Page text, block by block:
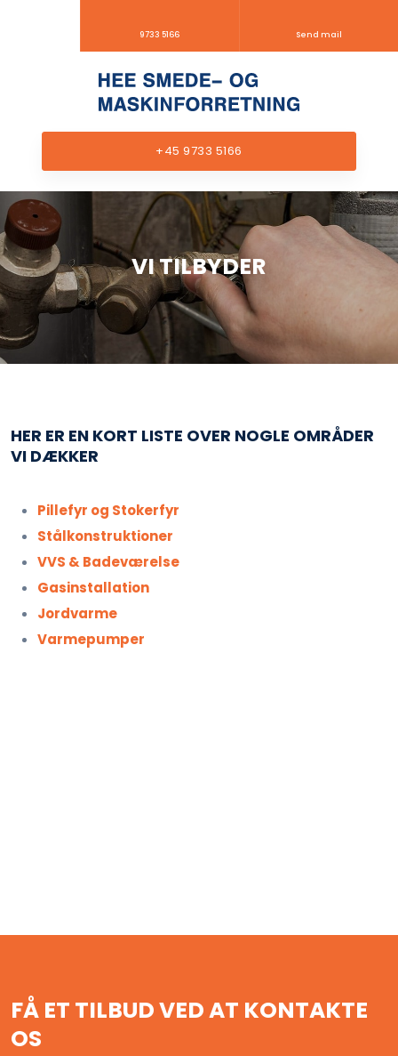
9733 5166 Send mail
+45 9733 5166
VI TILBYDER​
​HER ER EN KORT LISTE OVER NOGLE OMRÅDER
VI DÆKKER
​​​​Pillefyr og Stokerfyr​
Stålkonstrukti​oner
VVS & Badeværelse
Gasins​tallation
Jord​v​arme
Varmepumper
FÅ ET TILBUD VED AT KONTAKTE
OS